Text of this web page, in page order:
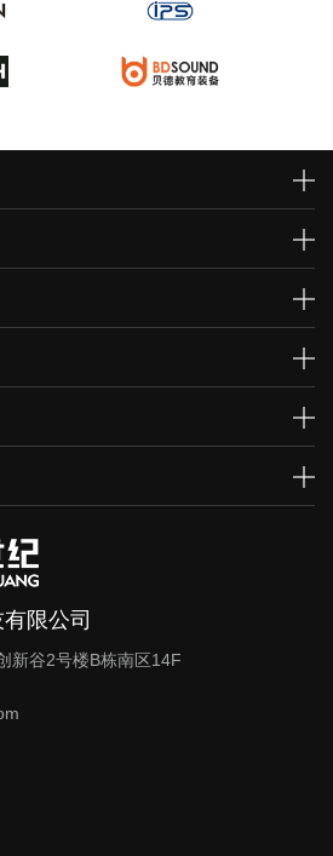
限公司
新谷2号楼B栋南区14F